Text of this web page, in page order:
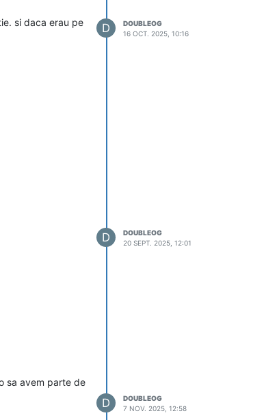
si daca erau pe
D
DOUBLEOG
16 OCT. 2025, 10:16
D
DOUBLEOG
20 SEPT. 2025, 12:01
sa avem parte de
D
DOUBLEOG
7 NOV. 2025, 12:58